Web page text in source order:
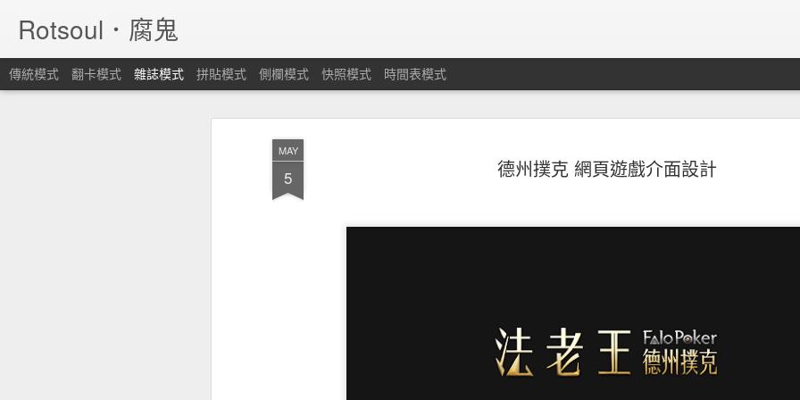
MAY
5 德州撲克 網頁遊戲介面設計
Rotsoul．腐鬼
傳統模式 翻卡模式 雜誌模式 拼貼模式 側欄模式 快照模式 時間表模式
28